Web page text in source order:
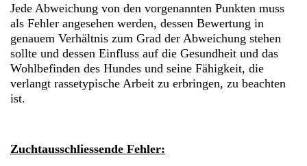
Jede Abweichung von den vorgenannten Punkten muss
als Fehler angesehen werden, dessen Bewertung in
genauem Verhältnis zum Grad der Abweichung stehen
sollte und dessen Einfluss auf die Gesundheit und das
Wohlbefinden des Hundes und seine Fähigkeit, die
verlangt rassetypische Arbeit zu erbringen, zu beachten
ist.
Zuchtausschliessende Fehler: